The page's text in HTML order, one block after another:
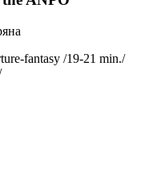
fantasy /19-21 min./